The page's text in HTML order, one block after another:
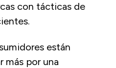
con tácticas de
están
más por una